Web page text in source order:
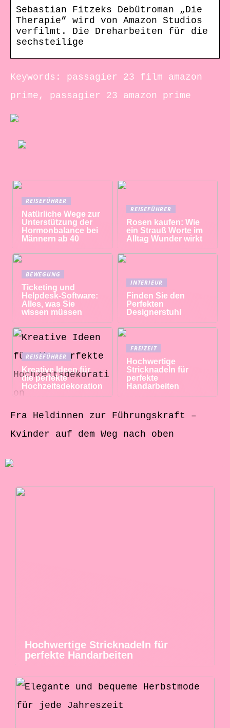
Sebastian Fitzeks Debütroman „Die
Therapie” wird von Amazon Studios
verfilmt. Die Dreharbeiten für die
sechsteilige
Keywords: passagier 23 film amazon
prime, passagier 23 amazon prime
REISEFÜHRER
Natürliche Wege zur
Unterstützung der
Hormonbalance bei
Männern ab 40
REISEFÜHRER
Rosen kaufen: Wie
ein Strauß Worte im
Alltag Wunder wirkt
BEWEGUNG
Ticketing und
Helpdesk-Software:
Alles, was Sie
wissen müssen
INTERIEUR
Finden Sie den
Perfekten
Designerstuhl
REISEFÜHRER
Kreative Ideen für
die perfekte
Hochzeitsdekoration
FREIZEIT
Hochwertige
Stricknadeln für
perfekte
Handarbeiten
Fra Heldinnen zur Führungskraft –
Kvinder auf dem Weg nach oben
Hochwertige Stricknadeln für
perfekte Handarbeiten